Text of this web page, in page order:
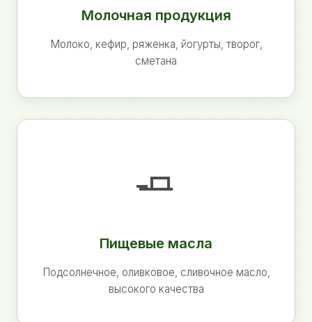
Молочная продукция
Молоко, кефир, ряженка, йогурты, творог,
сметана
🧈
Пищевые масла
Подсолнечное, оливковое, сливочное масло,
высокого качества